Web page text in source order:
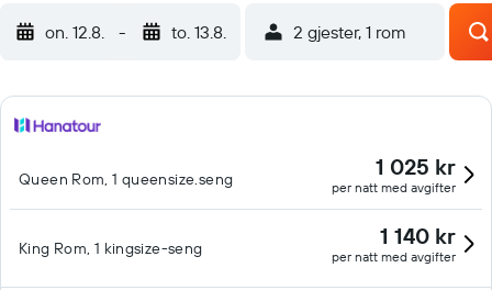
on. 12.8. - to. 13.8. 2 gjester, 1 rom
Queen Rom, 1 queensize.seng 1 025 kr
per natt med avgifter
King Rom, 1 kingsize-seng 1 140 kr
per natt med avgifter